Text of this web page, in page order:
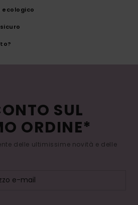
SUL
ORDINE*
delle ultimissime novità e delle